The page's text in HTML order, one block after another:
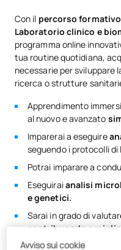
Con il percorso
Laboratorio clinico e
programma online
tua routine quotidiana,
necessarie per sviluppare
ricerca o strutture
Apprendimento
al nuovo e avanzato
Imparerai a eseguire
seguendo i protocolli
Potrai imparare a
Eseguiraianalisi
e genetici.
Sarai in grado di
contribuendo a
e la salute delle
Avviso sui cookie